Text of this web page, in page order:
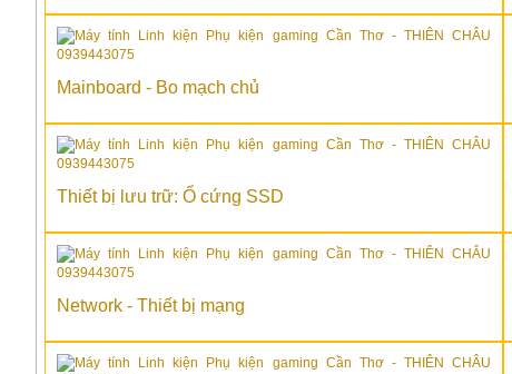
Mainboard - Bo mạch chủ
Thiết bị lưu trữ: Ổ cứng SSD
Network - Thiết bị mạng